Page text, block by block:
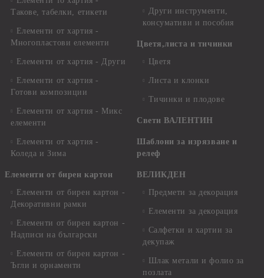
Такове, табелки, етикети
Елементи от хартия -
Многопластови елементи
Елементи от хартия - Други
Елементи от хартия -
Готови композиции
Елементи от хартия - Микс
елементи
Елементи от хартия -
Коледа и Зима
Елементи от бирен картон
Елементи от бирен картон -
Декоративни рамки
Елементи от бирен картон -
Надписи на български
Елементи от бирен картон -
Ъгли и орнаменти
Други инструменти,
консумативи и пособия
Цветя,листа и тичинки
Цветя
Листа и клонки
Тичинки и плодове
Свети ВАЛЕНТИН
Шаблони за изрязване и
релеф
ВЕЛИКДЕН
Предмети за декорация
Елементи за декорация
Салфетки и хартии за
декупаж
Шлак метали и фолио за
позлата